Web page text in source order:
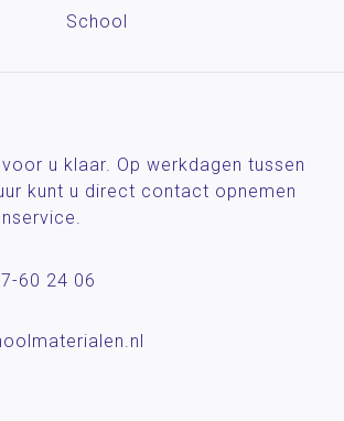
School
u klaar. Op werkdagen tussen
kunt u direct contact opnemen
60 24 06